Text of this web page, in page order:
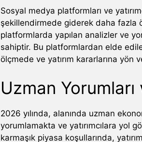
Sosyal medya platformları ve
şekillendirmede giderek daha fazla
platformlarda yapılan analizler ve
sahiptir. Bu platformlardan elde
ölçmede ve yatırım kararlarına yön
Uzman
2026 yılında, alanında uzman
yorumlamakta ve yatırımcılara yol
karmaşık piyasa koşullarında,